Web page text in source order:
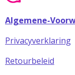
Algemene-
Privacyverklaring
Retourbeleid